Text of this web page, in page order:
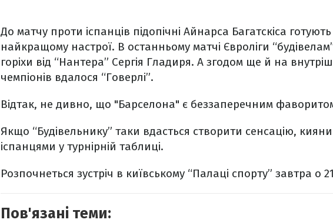
До матчу проти іспанців підопічні Айнарса Багатскіса
найкращому настрої. В останньому матчі Євроліги
горіхи від “Нантера” Сергія Гладиря. А згодом ще й на
чемпіонів вдалося “Говерлі”.
Відтак, не дивно, що "Барселона" є беззаперечним
Якщо “Будівельнику” таки вдасться створити сенсацію,
іспанцями у турнірній таблиці.
Розпочнеться зустріч в київському “Палаці спорту” завтра о
Пов'язані теми: